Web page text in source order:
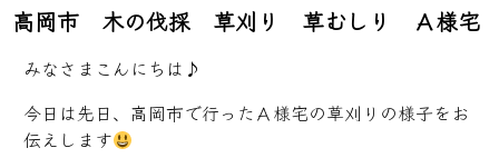
高岡市 木の伐採 草刈り 草むしり Ａ様宅
みなさまこんにちは♪
今日は先日、高岡市で行ったＡ様宅の草刈りの様子をお
伝えします